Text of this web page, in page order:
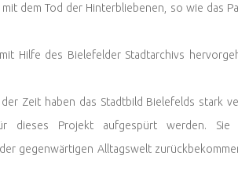
dem Tod der Hinterbliebenen, so wie das
Hilfe des Bielefelder Stadtarchivs
Zeit haben das Stadtbild Bielefelds stark
dieses Projekt aufgespürt werden. Sie
gegenwärtigen Alltagswelt